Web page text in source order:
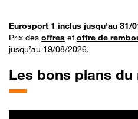
Eurosport 1 inclus jusqu'au 31/
Prix des offres et offre de
jusqu’au 19/08/2026.
Les bons plans du